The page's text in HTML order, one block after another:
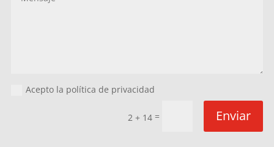
Acepto la política de privacidad
2 + 14 = Enviar